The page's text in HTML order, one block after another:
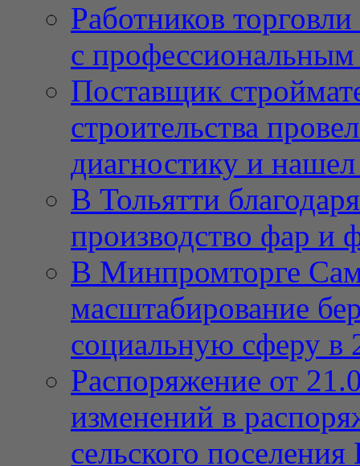
Работников
с
Поставщик
строительства
диагностику и
В Тольятти
производство фар и
В Минпромторге
масштабирование
социальную сферу в
Распоряжение от
изменений в
сельского